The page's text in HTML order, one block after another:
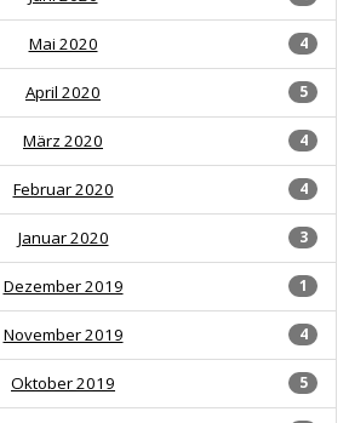
4
Mai 2020
5
April 2020
4
März 2020
4
Februar 2020
3
Januar 2020
1
Dezember 2019
4
November 2019
5
Oktober 2019